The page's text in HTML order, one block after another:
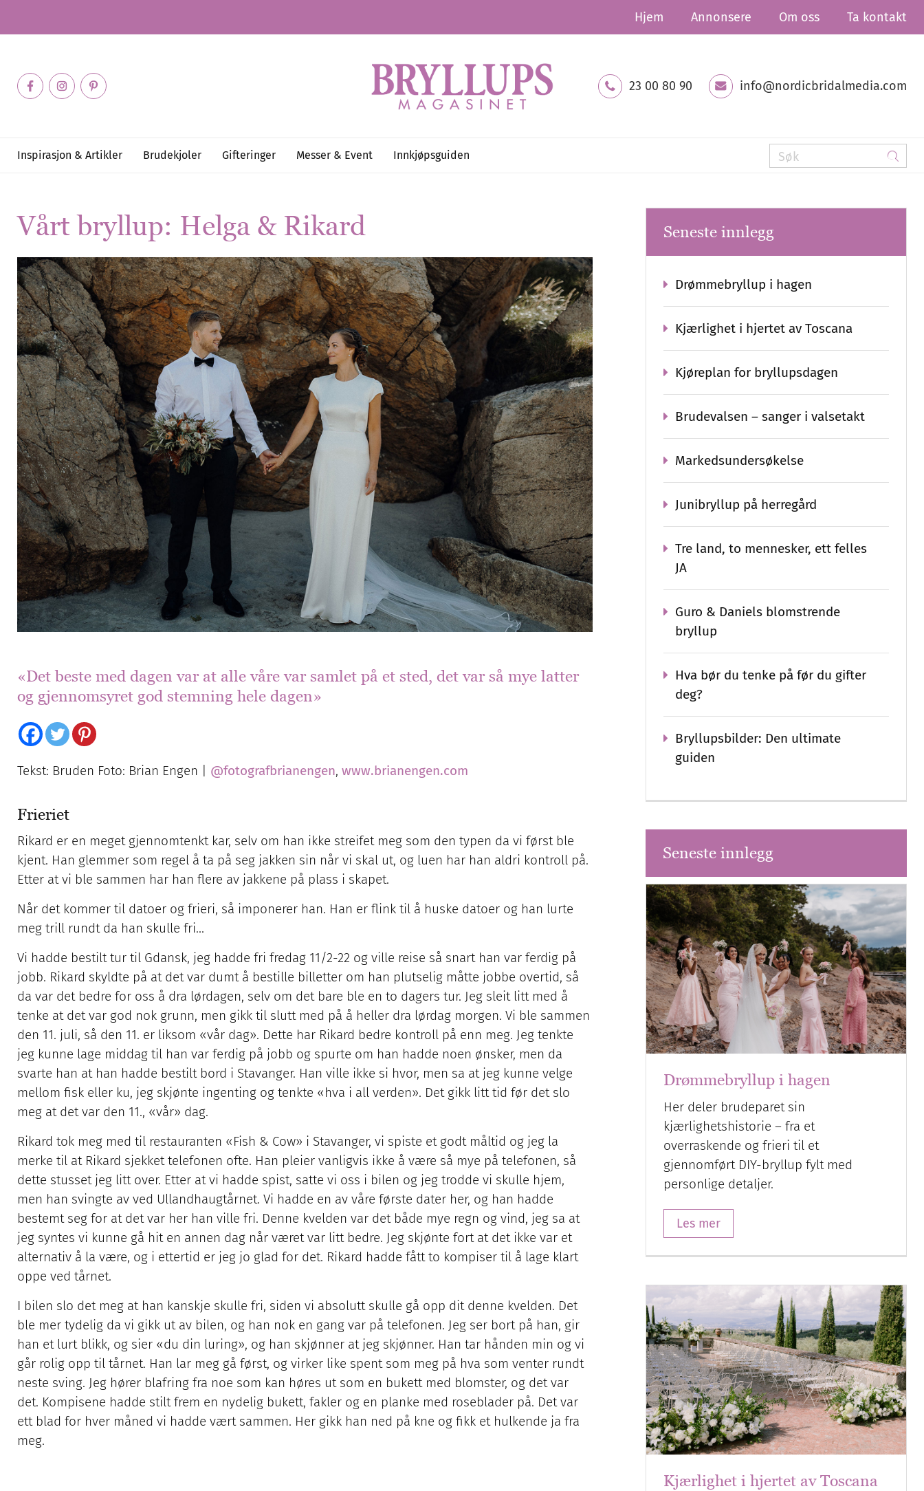
Hjem Annonsere Om oss Ta kontakt
23 00 80 90 info@nordicbridalmedia.com
Inspirasjon & Artikler Brudekjoler Gifteringer Messer & Event Innkjøpsguiden
Vårt bryllup: Helga &Rikard
«Det beste med dagen var at alle våre var samlet på et sted, det var så mye latter
og gjennomsyret god stemning hele dagen»
Tekst: Bruden Foto: Brian Engen | @fotografbrianengen, www.brianengen.com
Frieriet
Rikard er en meget gjennomtenkt kar, selv om han ikke streifet meg som den typen da vi først ble
kjent. Han glemmer som regel å ta på seg jakken sin når vi skal ut, og luen har han aldri kontroll på.
Etter at vi ble sammen har han flere av jakkene på plass i skapet.
Når det kommer til datoer og frieri, så imponerer han. Han er flink til å huske datoer og han lurte
meg trill rundt da han skulle fri…
Vi hadde bestilt tur til Gdansk, jeg hadde fri fredag 11/2-22 og ville reise så snart han var ferdig på
jobb. Rikard skyldte på at det var dumt å bestille billetter om han plutselig måtte jobbe overtid, så
da var det bedre for oss å dra lørdagen, selv om det bare ble en to dagers tur. Jeg sleit litt med å
tenke at det var god nok grunn, men gikk til slutt med på å heller dra lørdag morgen. Vi ble sammen
den 11. juli, så den 11. er liksom «vår dag». Dette har Rikard bedre kontroll på enn meg. Jeg tenkte
jeg kunne lage middag til han var ferdig på jobb og spurte om han hadde noen ønsker, men da
svarte han at han hadde bestilt bord i Stavanger. Han ville ikke si hvor, men sa at jeg kunne velge
mellom fisk eller ku, jeg skjønte ingenting og tenkte «hva i all verden». Det gikk litt tid før det slo
meg at det var den 11., «vår» dag.
Rikard tok meg med til restauranten «Fish & Cow» i Stavanger, vi spiste et godt måltid og jeg la
merke til at Rikard sjekket telefonen ofte. Han pleier vanligvis ikke å være så mye på telefonen, så
dette stusset jeg litt over. Etter at vi hadde spist, satte vi oss i bilen og jeg trodde vi skulle hjem,
men han svingte av ved Ullandhaugtårnet. Vi hadde en av våre første dater her, og han hadde
bestemt seg for at det var her han ville fri. Denne kvelden var det både mye regn og vind, jeg sa at
jeg syntes vi kunne gå hit en annen dag når været var litt bedre. Jeg skjønte fort at det ikke var et
alternativ å la være, og i ettertid er jeg jo glad for det. Rikard hadde fått to kompiser til å lage klart
oppe ved tårnet.
I bilen slo det meg at han kanskje skulle fri, siden vi absolutt skulle gå opp dit denne kvelden. Det
ble mer tydelig da vi gikk ut av bilen, og han nok en gang var på telefonen. Jeg ser bort på han, gir
han et lurt blikk, og sier «du din luring», og han skjønner at jeg skjønner. Han tar hånden min og vi
går rolig opp til tårnet. Han lar meg gå først, og virker like spent som meg på hva som venter rundt
neste sving. Jeg hører blafring fra noe som kan høres ut som en bukett med blomster, og det var
det. Kompisene hadde stilt frem en nydelig bukett, fakler og en planke med roseblader på. Det var
ett blad for hver måned vi hadde vært sammen. Her gikk han ned på kne og fikk et hulkende ja fra
meg.
Seneste innlegg
Drømmebryllup i hagen
Kjærlighet i hjertet av Toscana
Kjøreplan for bryllupsdagen
Brudevalsen – sanger i valsetakt
Markedsundersøkelse
Junibryllup på herregård
Tre land, to mennesker, ett felles
JA
Guro & Daniels blomstrende
bryllup
Hva bør du tenke på før du gifter
deg?
Bryllupsbilder: Den ultimate
guiden
Seneste innlegg
Drømmebryllup i hagen
Her deler brudeparet sin
kjærlighetshistorie – fra et
overraskende og frieri til et
gjennomført DIY-bryllup fylt med
personlige detaljer.
Les mer
Kjærlighet i hjertet av Toscana